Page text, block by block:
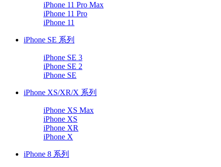
iPhone 11 Pro Max
iPhone 11 Pro
iPhone 11
iPhone SE 系列
iPhone SE 3
iPhone SE 2
iPhone SE
iPhone XS/XR/X 系列
iPhone XS Max
iPhone XS
iPhone XR
iPhone X
iPhone 8 系列